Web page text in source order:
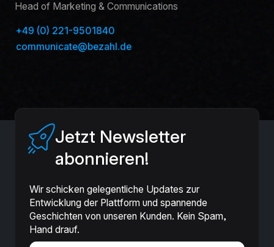
Head of Marketing & Communications
+49 (0) 221-9501840
communicate@bezahl.de
Jetzt Newsletter
abonnieren!
Wir schicken gelegentliche Updates zur
Entwicklung der Plattform und spannende
Geschichten von unseren Kunden. Kein Spam,
Hand drauf.